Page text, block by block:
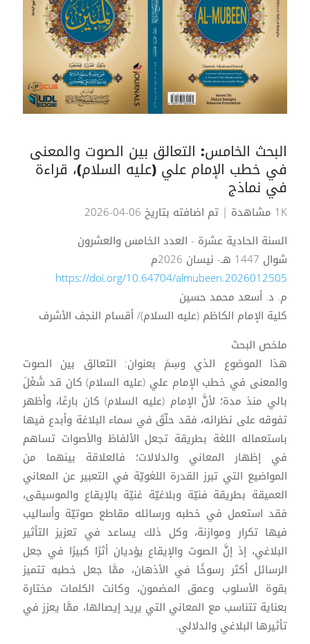
البحث الخامس: التعالق بين الصوت والمعنى
في خطب الإمام علي (عليه السلام)، قراءة
في نماذج
1K مشاهدة
| تم اضافته بتاريخ 06-04-2026
السنة الحادية عشرة - العدد الخامس والعشرون
شوال 1447 هـ- نيسان 2026م
https://doi.org/10.64704/almubeen.2026012505
م. د. أسعد محمد حسين
كلية الإمام الكاظم (عليه السلام)/ أقسام النجف الأشرف
ملخص البحث
هذا الموضوع الذي وسِمَ بعنوان: التعالق بين الصوت
والمعنى في خطب الإمام علي (عليه السلام) كان قد شَغَلَ
بالي منذ مدة؛ لأنَّ الإمام (عليه السلام) كان بارعًا، وأظهر
تفوقه على نظرائه، فقد حلّقَ في سماء البلاغة وأبدع فيها
باستعماله اللغة بطريقة تجعل الألفاظ والأصوات تساهم
في إظهار المعاني والدلالات؛ فالعلاقة بينهما من
المواضيع التي تبرز القدرة اللغويّة في التعبير عن المعاني
العميقة بطريقة فنيّة وبلاغيّة غنيّة بالإيقاع والموسيقى،
فقد استعمل في خطبه ورسائله مقاطع صوتيّة وأساليب
فيها تكرار وموازنة، وكل ذلك يساعد في تعزيز التأثير
البلاغي، إذ إنَّ الصوت والإيقاع يؤديان أثرًا كبيرًا في جعل
الرسائل أكثر رسوخًا في الأذهان، ممَّا جعل خطبه تتميز
بقوة الأسلوب وعمق المضمون، وكانت الكلمات مختارة
بعناية تتناسب مع المعاني التي يريد إيصالها، ممَّا يعزز في
تأثيرها البلاغي والدلالي.